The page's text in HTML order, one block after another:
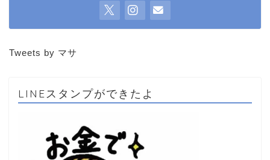
Tweets by マサ
LINEスタンプができたよ